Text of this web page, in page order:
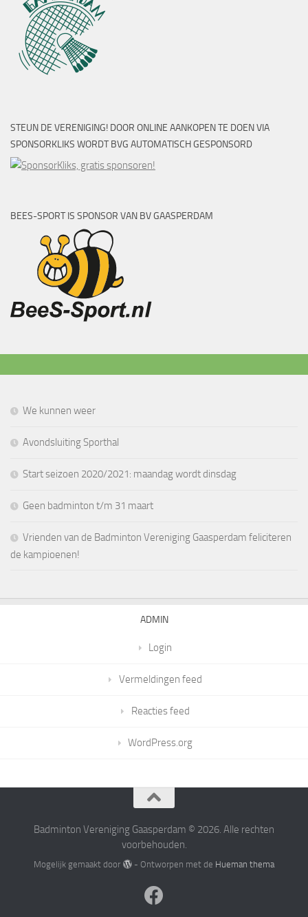
STEUN DE VERENIGING! DOOR ONLINE AANKOPEN TE DOEN VIA
SPONSORKLIKS WORDT BVG AUTOMATISCH GESPONSORD
BEES-SPORT IS SPONSOR VAN BV GAASPERDAM
We kunnen weer
Avondsluiting Sporthal
Start seizoen 2020/2021: maandag wordt dinsdag
Geen badminton t/m 31 maart
Vrienden van de Badminton Vereniging Gaasperdam feliciteren
de kampioenen!
ADMIN
Login
Vermeldingen feed
Reacties feed
WordPress.org
Badminton Vereniging Gaasperdam © 2026. Alle rechten
voorbehouden.
Mogelijk gemaakt door - Ontworpen met de Hueman thema